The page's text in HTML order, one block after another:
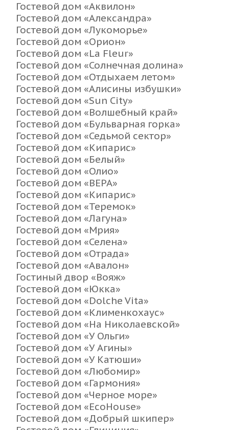
Гостевой дом «Аквилон»
Гостевой дом «Александра»
Гостевой дом «Лукоморье»
Гостевой дом «Орион»
Гостевой дом «La Fleur»
Гостевой дом «Солнечная долина»
Гостевой дом «Отдыхаем летом»
Гостевой дом «Алисины избушки»
Гостевой дом «Sun City»
Гостевой дом «Волшебный край»
Гостевой дом «Бульварная горка»
Гостевой дом «Седьмой сектор»
Гостевой дом «Кипарис»
Гостевой дом «Белый»
Гостевой дом «Олио»
Гостевой дом «ВЕРА»
Гостевой дом «Кипарис»
Гостевой дом «Теремок»
Гостевой дом «Лагуна»
Гостевой дом «Мрия»
Гостевой дом «Селена»
Гостевой дом «Отрада»
Гостевой дом «Авалон»
Гостиный двор «Вояж»
Гостевой дом «Юкка»
Гостевой дом «Dolche Vita»
Гостевой дом «Клименкохаус»
Гостевой дом «На Николаевской»
Гостевой дом «У Ольги»
Гостевой дом «У Агины»
Гостевой дом «У Катюши»
Гостевой дом «Любомир»
Гостевой дом «Гармония»
Гостевой дом «Черное море»
Гостевой дом «EcoHouse»
Гостевой дом «Добрый шкипер»